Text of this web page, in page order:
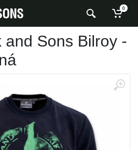
0
and Sons Bilroy -